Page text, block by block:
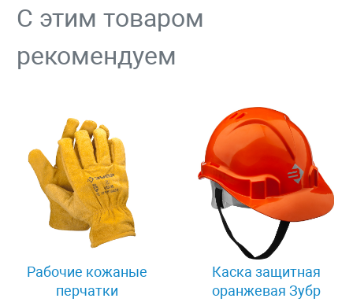
С этим товаром
рекомендуем
Рабочие кожаные
перчатки
Каска защитная
оранжевая Зубр